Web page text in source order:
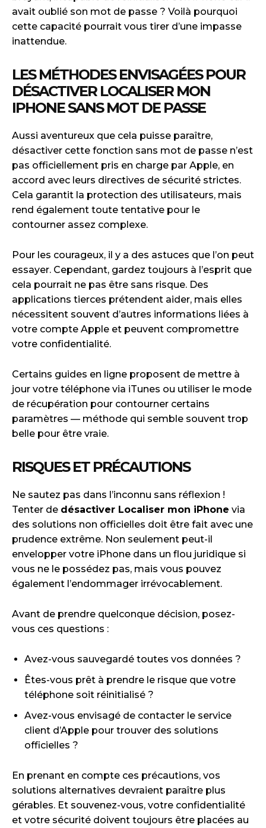
avait oublié son mot de passe ? Voilà pourquoi
cette capacité pourrait vous tirer d’une impasse
inattendue.
LES MÉTHODES ENVISAGÉES POUR
DÉSACTIVER LOCALISER MON
IPHONE SANS MOT DE PASSE
Aussi aventureux que cela puisse paraître,
désactiver cette fonction sans mot de passe n’est
pas officiellement pris en charge par Apple, en
accord avec leurs directives de sécurité strictes.
Cela garantit la protection des utilisateurs, mais
rend également toute tentative pour le
contourner assez complexe.
Pour les courageux, il y a des astuces que l’on peut
essayer. Cependant, gardez toujours à l’esprit que
cela pourrait ne pas être sans risque. Des
applications tierces prétendent aider, mais elles
nécessitent souvent d’autres informations liées à
votre compte Apple et peuvent compromettre
votre confidentialité.
Certains guides en ligne proposent de mettre à
jour votre téléphone via iTunes ou utiliser le mode
de récupération pour contourner certains
paramètres — méthode qui semble souvent trop
belle pour être vraie.
RISQUES ET PRÉCAUTIONS
Ne sautez pas dans l’inconnu sans réflexion !
Tenter de désactiver Localiser mon iPhone via
des solutions non officielles doit être fait avec une
prudence extrême. Non seulement peut-il
envelopper votre iPhone dans un flou juridique si
vous ne le possédez pas, mais vous pouvez
également l’endommager irrévocablement.
Avant de prendre quelconque décision, posez-
vous ces questions :
Avez-vous sauvegardé toutes vos données ?
Êtes-vous prêt à prendre le risque que votre
téléphone soit réinitialisé ?
Avez-vous envisagé de contacter le service
client d’Apple pour trouver des solutions
officielles ?
En prenant en compte ces précautions, vos
solutions alternatives devraient paraître plus
gérables. Et souvenez-vous, votre confidentialité
et votre sécurité doivent toujours être placées au